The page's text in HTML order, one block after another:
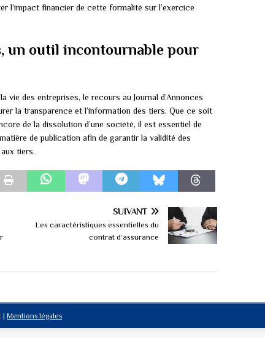
l’impact financier de cette formalité sur l’exercice
un outil incontournable pour
vie des entreprises, le recours au Journal d’Annonces
la transparence et l’information des tiers. Que ce soit
de la dissolution d’une société, il est essentiel de
de publication afin de garantir la validité des
tiers.
SUIVANT
Les caractéristiques essentielles du
contrat d’assurance
| Mentions légales